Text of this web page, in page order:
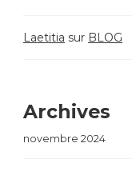
Laetitia sur BLOG
Archives
novembre 2024